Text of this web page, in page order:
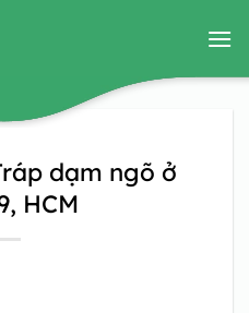
dạm ngõ ở
HCM